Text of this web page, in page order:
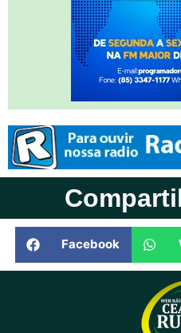
Facebook